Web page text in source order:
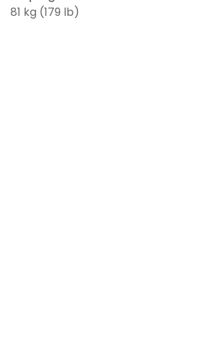
81 kg (179 lb)